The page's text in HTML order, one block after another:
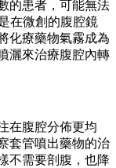
的患者，可能無法
在微創的腹腔鏡
化療藥物氣霧成為
灑來治療腹腔內轉
在腹腔分佈更均
套管噴出藥物的治
不需要剖腹，也降